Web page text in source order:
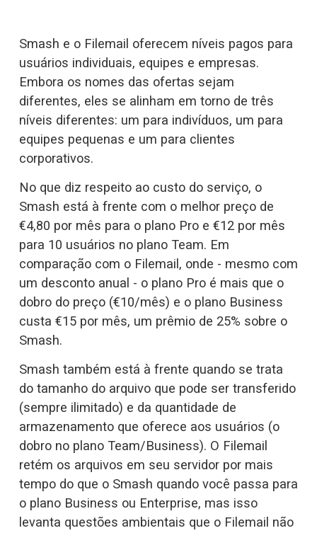
Smash e o Filemail oferecem níveis pagos para
usuários individuais, equipes e empresas.
Embora os nomes das ofertas sejam
diferentes, eles se alinham em torno de três
níveis diferentes: um para indivíduos, um para
equipes pequenas e um para clientes
corporativos.
No que diz respeito ao custo do serviço, o
Smash está à frente com o melhor preço de
€4,80 por mês para o plano Pro e €12 por mês
para 10 usuários no plano Team. Em
comparação com o Filemail, onde - mesmo com
um desconto anual - o plano Pro é mais que o
dobro do preço (€10/mês) e o plano Business
custa €15 por mês, um prêmio de 25% sobre o
Smash.
Smash também está à frente quando se trata
do tamanho do arquivo que pode ser transferido
(sempre ilimitado) e da quantidade de
armazenamento que oferece aos usuários (o
dobro no plano Team/Business). O Filemail
retém os arquivos em seu servidor por mais
tempo do que o Smash quando você passa para
o plano Business ou Enterprise, mas isso
levanta questões ambientais que o Filemail não